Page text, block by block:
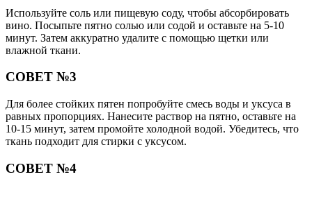
Используйте соль или пищевую соду, чтобы абсорбировать
вино. Посыпьте пятно солью или содой и оставьте на 5-10
минут. Затем аккуратно удалите с помощью щетки или
влажной ткани.
СОВЕТ №3
Для более стойких пятен попробуйте смесь воды и уксуса в
равных пропорциях. Нанесите раствор на пятно, оставьте на
10-15 минут, затем промойте холодной водой. Убедитесь, что
ткань подходит для стирки с уксусом.
СОВЕТ №4